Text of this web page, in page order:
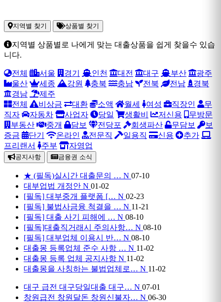
지역별 찾기 상품별 찾기
지역별 상품별로 나에게 맞는 대출상품을 쉽게 찾을수 있습
니다.
전체 서울 경기 인천 대전 대구 부산
광주
울산
세종 강원 충북 충남 전북 전남
경북
경남
제주
전체
비상금 대환 소액 월세 여성 직장인
무
직자
자동차 사업자 당일 생활비 저신용
무방문
부동산
중개 담보 전당포 회생파산 무담보
보
증금
단기 온라인 전문직 일용직 신용
추가
프리랜서
주부 자영업
공지사항 금융권 소식
★ (필독)실시간 대출문의 … N 07-10
대부업법 개정안 N 01-02
[필독] 대부중개 플랫폼 [… N 02-23
[필독] 불법사금융 척결을 … N 11-21
[필독] 대출 사기 피해에 … N 08-10
[필독]대출직거래시 주의사항… N 08-10
[필독] 대부업체 이용시 반… N 08-10
대출몽 등록업체 준수 사항 … N 11-02
대출몽 등록 업체 공지사항 N 11-02
대출몽을 사칭하는 불법업체로… N 11-02
대구 급전 대구당일대출 대구… N 07-01
창원급전 창원달돈 창원신불자… N 06-30